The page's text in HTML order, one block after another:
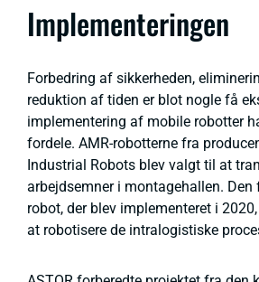
Implementeringen
Forbedring af sikkerheden,
reduktion af tiden er blot nogle få
implementering af mobile robotter
fordele. AMR-robotterne fra
Industrial Robots blev valgt til at
arbejdsemner i montagehallen. Den
robot, der blev implementeret i
at robotisere de intralogistiske